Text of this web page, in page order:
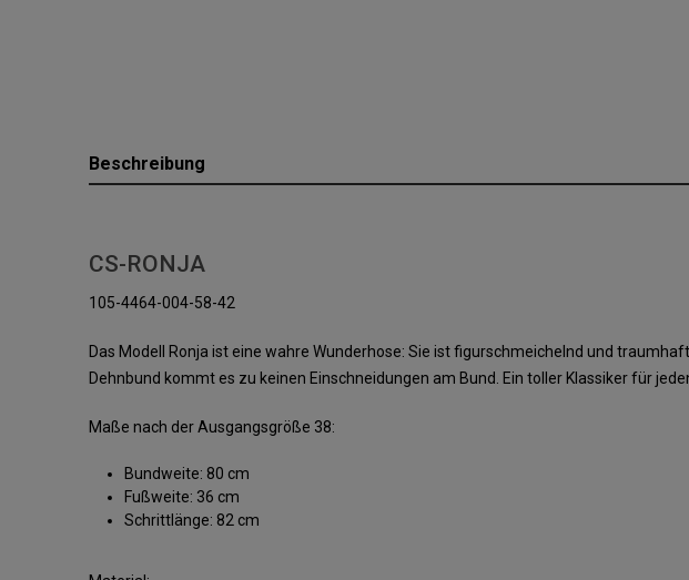
Beschreibung
CS-RONJA
105-4464-004-58-42
Das Modell Ronja ist eine wahre Wunderhose: Sie ist figurschmeichelnd und
Dehnbund kommt es zu keinen Einschneidungen am Bund. Ein toller Klassiker für
Maße nach der Ausgangsgröße 38:
Bundweite: 80 cm
Fußweite: 36 cm
Schrittlänge: 82 cm